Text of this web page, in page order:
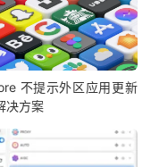
不提示外区应用更新
决方案